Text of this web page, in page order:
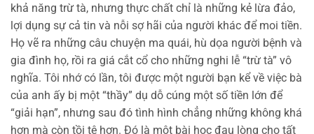
khả năng trừ tà, nhưng thực chất chỉ là những kẻ lừa đảo,
lợi dụng sự cả tin và nỗi sợ hãi của người khác để moi tiền.
Họ vẽ ra những câu chuyện ma quái, hù dọa người bệnh và
gia đình họ, rồi ra giá cắt cổ cho những nghi lễ “trừ tà” vô
nghĩa. Tôi nhớ có lần, tôi được một người bạn kể về việc bà
của anh ấy bị một “thầy” dụ dỗ cúng một số tiền lớn để
“giải hạn”, nhưng sau đó tình hình chẳng những không khá
hơn mà còn tồi tệ hơn. Đó là một bài học đau lòng cho tất